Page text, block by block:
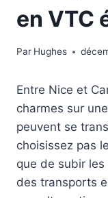
en VTC
Par Hughes
Entre Nice et
charmes sur
peuvent se
choisissez pas
que de subir
des transports